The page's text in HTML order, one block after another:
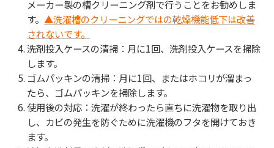
メーカー製の槽クリーニング剤で行うことをお勧めしま
す。 ▲洗濯槽のクリーニングではの乾燥機能低下は改善
されないです。
洗剤投入ケースの清掃：月に1回、洗剤投入ケースを掃除
します。
ゴムパッキンの清掃：月に1回、またはホコリが溜まっ
たら、ゴムパッキンを掃除します。
使用後の対応：洗濯が終わったら直ちに洗濯物を取り出
し、カビの発生を防ぐために洗濯機のフタを開けておき
ます。